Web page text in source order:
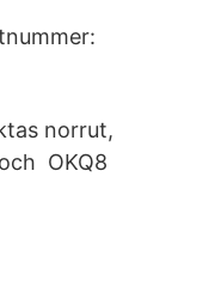
norrut,
OKQ8